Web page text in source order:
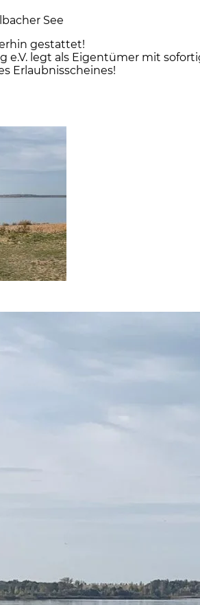
See
gestattet!
e.V. legt als Eigentümer mit
Erlaubnisscheines!